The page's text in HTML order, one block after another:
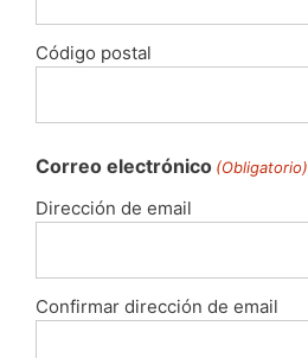
Código postal
Correo electrónico (Obligatorio)
Dirección de email
Confirmar dirección de email